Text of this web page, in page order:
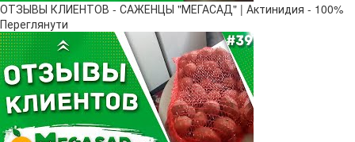
ОТЗЫВЫ КЛИЕНТОВ - САЖЕНЦЫ "МЕГАСАД" | Актинидия - 100%
Переглянути